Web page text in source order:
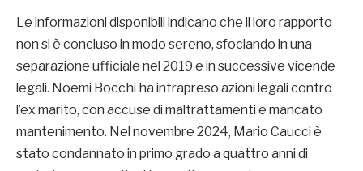
Le informazioni disponibili indicano che il loro rapporto
non si è concluso in modo sereno, sfociando in una
separazione ufficiale nel 2019 e in successive vicende
legali. Noemi Bocchi ha intrapreso azioni legali contro
l’ex marito, con accuse di maltrattamenti e mancato
mantenimento. Nel novembre 2024, Mario Caucci è
stato condannato in primo grado a quattro anni di